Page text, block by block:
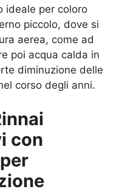
ideale per coloro
piccolo, dove si
aerea, come ad
poi acqua calda in
diminuzione delle
corso degli anni.
con